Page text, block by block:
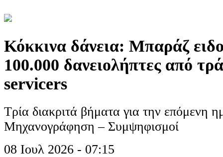
Κόκκινα δάνεια: Μπαράζ
100.000 δανειολήπτες από
servicers
Τρία διακριτά βήματα για την επόμενη
Μηχανογράφηση – Συμψηφισμοί
08 Ιουλ 2026 - 07:15